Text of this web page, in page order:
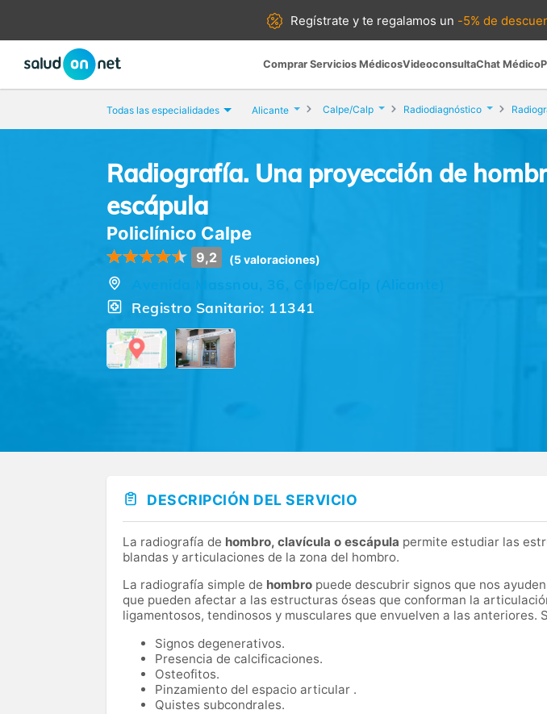
Regístrate yte regalamos un -5% de
Comprar Servicios MédicosVideoconsultaChat Médico
Todas las especialidades Alicante Calpe/Calp Radiodiagnóstico
Radiografía. Una proyección de
escápula
Policlínico Calpe
9,2 (5 valoraciones)
Avenida Massnou, 36, Calpe/Calp (Alicante)
Registro Sanitario: 11341
DESCRIPCIÓN DEL SERVICIO
La radiografía de hombro, clavícula o escápula permite estudiar las
blandas y articulaciones de la zona del hombro.
La radiografía simple de hombro puede descubrir signos que nos
que pueden afectar a las estructuras óseas que conforman la
ligamentosos, tendinosos y musculares que envuelven a las anteriores.
Signos degenerativos.
Presencia de calcificaciones.
Osteofitos.
Pinzamiento del espacio articular .
Quistes subcondrales.